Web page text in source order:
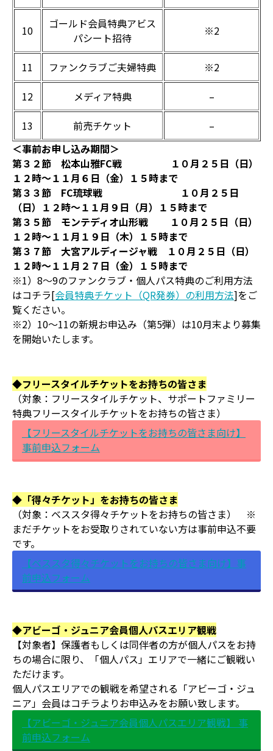
10
ゴールド会員特典アビス
パシート招待
※2
11 ファンクラブご夫婦特典
※2
12
メディア特典
–
13
前売チケット
–
＜事前お申し込み期間＞
第３２節 松本山雅FC戦 １０月２５日（日）
１２時～１１月６日（金）１５時まで
第３３節 FC琉球戦 １０月２５日
（日）１２時～１１月９日（月）１５時まで
第３５節 モンテディオ山形戦 １０月２５日（日）
１２時～１１月１９日（木）１５時まで
第３７節 大宮アルディージャ戦 １０月２５日（日）
１２時～１１月２７日（金）１５時まで
※1）8～9のファンクラブ・個人パス特典のご利用方法
はコチラ[会員特典チケット（QR発券）の利用方法]をご
覧ください。
※2）10～11の新規お申込み（第5弾）は10月末より募集
を開始いたします。
◆フリースタイルチケットをお持ちの皆さま
（対象：フリースタイルチケット、サポートファミリー
特典フリースタイルチケットをお持ちの皆さま）
【フリースタイルチケットをお持ちの皆さま向け】
事前申込フォーム
◆「得々チケット」をお持ちの皆さま
（対象：ベススタ得々チケットをお持ちの皆さま） ※
まだチケットをお受取りされていない方は事前申込不要
です。
【ベススタ得々チケットをお持ちの皆さま向け】事
前申込フォーム
◆アビーゴ・ジュニア会員個人パスエリア観戦
【対象者】保護者もしくは同伴者の方が個人パスをお持
ちの場合に限り、「個人パス」エリアで一緒にご観戦い
ただけます。
個人パスエリアでの観戦を希望される「アビーゴ・ジュ
ニア」会員はコチラよりお申込みをお願い致します。
【アビーゴ・ジュニア会員個人パスエリア観戦】 事
前申込フォーム